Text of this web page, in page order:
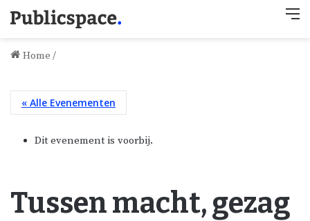
Home /
« Alle Evenementen
Dit evenement is voorbij.
Tussen macht, gezag